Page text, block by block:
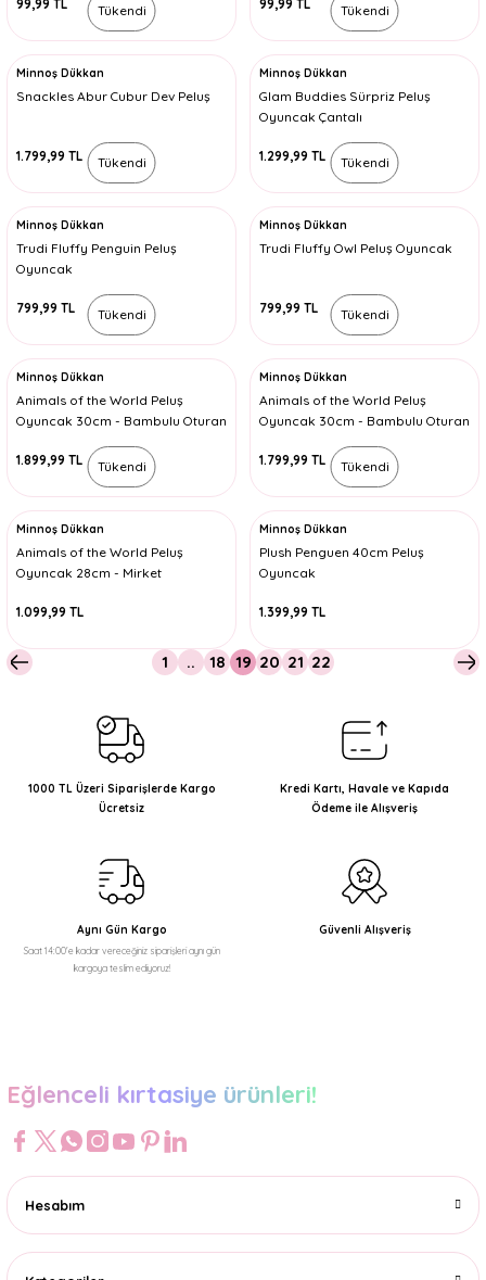
99,99 TL 99,99 TL
Tükendi
Minnoş Dükkan
Snackles Abur Cubur Dev Peluş
1.799,99 TL
Tükendi
Minnoş Dükkan
Glam Buddies Sürpriz Peluş
Oyuncak Çantalı
1.299,99 TL
Tükendi
Minnoş Dükkan
Trudi Fluffy Penguin Peluş
Oyuncak
799,99 TL
Tükendi
Minnoş Dükkan
Trudi Fluffy Owl Peluş Oyuncak
799,99 TL
Tükendi
Minnoş Dükkan
Animals of the World Peluş
Oyuncak 30cm - Bambulu Oturan
1.899,99 TL
Tükendi
Minnoş Dükkan
Animals of the World Peluş
Oyuncak 30cm - Bambulu Oturan
1.799,99 TL
Tükendi
Minnoş Dükkan
Animals of the World Peluş
Oyuncak 28cm - Mirket
1.099,99 TL
Tükendi
Minnoş Dükkan
Plush Penguen 40cm Peluş
Oyuncak
1.399,99 TL
1 .. 18 19 20 21 22
1000 TL Üzeri Siparişlerde Kargo
Ücretsiz
Kredi Kartı, Havale ve Kapıda
Ödeme ile Alışveriş
Aynı Gün Kargo
Saat 14:00'e kadar vereceğiniz siparişleri aynı gün
kargoya teslim ediyoruz!
Güvenli Alışveriş
Eğlenceli kırtasiye ürünleri!
Hesabım